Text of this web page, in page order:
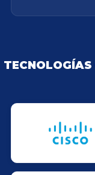
TECNOLOGÍAS